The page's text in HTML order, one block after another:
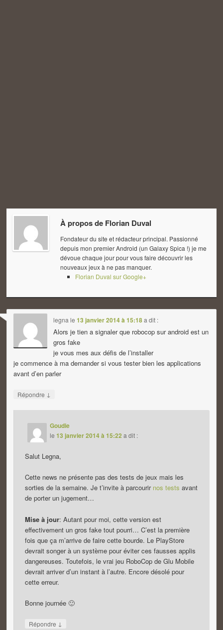
À propos de Florian Duval
Fondateur du site et rédacteur principal. Passionné
depuis mon premier Android (un Galaxy Spica !) je me
dévoue chaque jour pour vous faire découvrir les
nouveaux jeux à ne pas manquer.
Florian Duval sur Google+
legna le13 janvier 2014 à 15:18 a dit :
Alors je tien a signaler que robocop sur android est un
gros fake
je vous mes aux défis de l’installer
je commence à ma demander si vous tester bien les applications
avant d’en parler
Répondre ↓
Goudie
le 13 janvier 2014 à 15:22 a dit :
Salut Legna,
Cette news ne présente pas des tests de jeux mais les
sorties de la semaine. Je t’invite à parcourir nos tests avant
de porter un jugement…
Mise à jour: Autant pour moi, cette version est
effectivement un gros fake tout pourri… C’est la première
fois que ça m’arrive de faire cette bourde. Le PlayStore
devrait songer à un système pour éviter ces fausses applis
dangereuses. Toutefois, le vrai jeu RoboCop de Glu Mobile
devrait arriver d’un instant à l’autre. Encore désolé pour
cette erreur.
Bonne journée 🙂
Répondre ↓